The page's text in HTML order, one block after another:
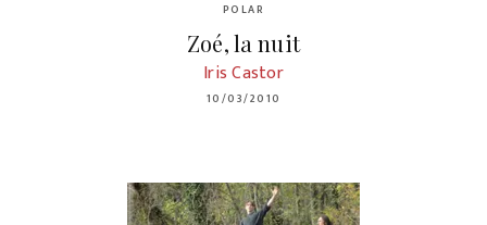
POLAR
Zoé, la nuit
Iris Castor
10/03/2010